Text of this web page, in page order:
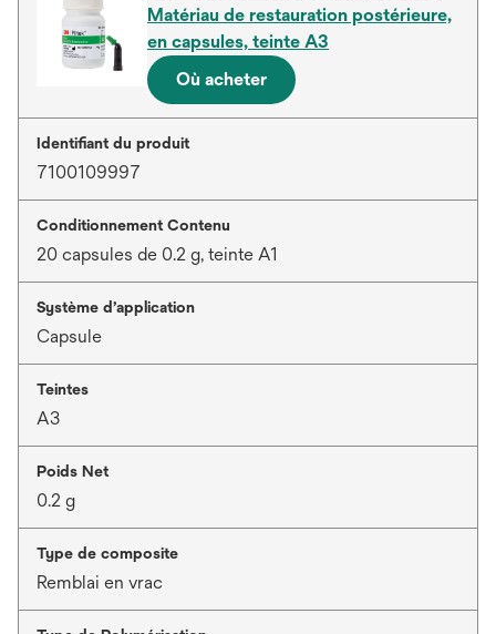
Matériau de restauration postérieure,
en capsules, teinte A3
Où acheter
Identifiant du produit
7100109997
Conditionnement Contenu
20 capsules de 0.2 g, teinte A1
Système d’application
Capsule
Teintes
A3
Poids Net
0.2 g
Type de composite
Remblai en vrac